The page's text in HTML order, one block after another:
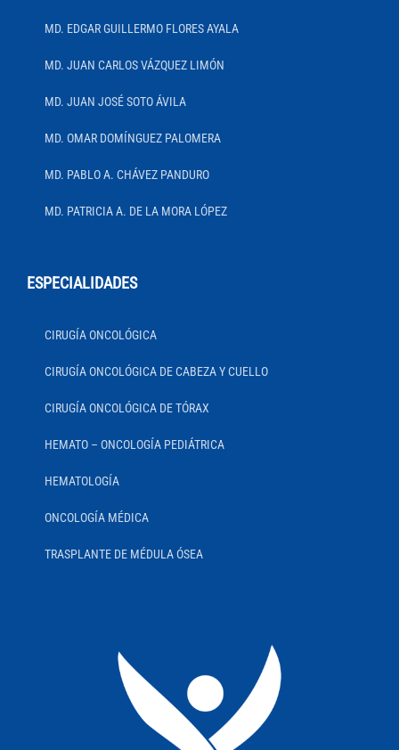
MD. EDGAR GUILLERMO FLORES AYALA
MD. JUAN CARLOS VÁZQUEZ LIMÓN
MD. JUAN JOSÉ SOTO ÁVILA
MD. OMAR DOMÍNGUEZ PALOMERA
MD. PABLO A. CHÁVEZ PANDURO
MD. PATRICIA A. DE LA MORA LÓPEZ
ESPECIALIDADES
CIRUGÍA ONCOLÓGICA
CIRUGÍA ONCOLÓGICA DE CABEZA Y CUELLO
CIRUGÍA ONCOLÓGICA DE TÓRAX
HEMATO – ONCOLOGÍA PEDIÁTRICA
HEMATOLOGÍA
ONCOLOGÍA MÉDICA
TRASPLANTE DE MÉDULA ÓSEA